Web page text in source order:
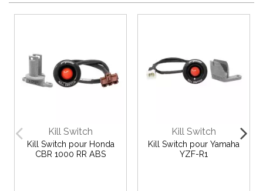
Kill Switch
Kill Switch pour Honda
CBR 1000 RR ABS
Kill Switch
Kill Switch pour Yamaha
YZF-R1